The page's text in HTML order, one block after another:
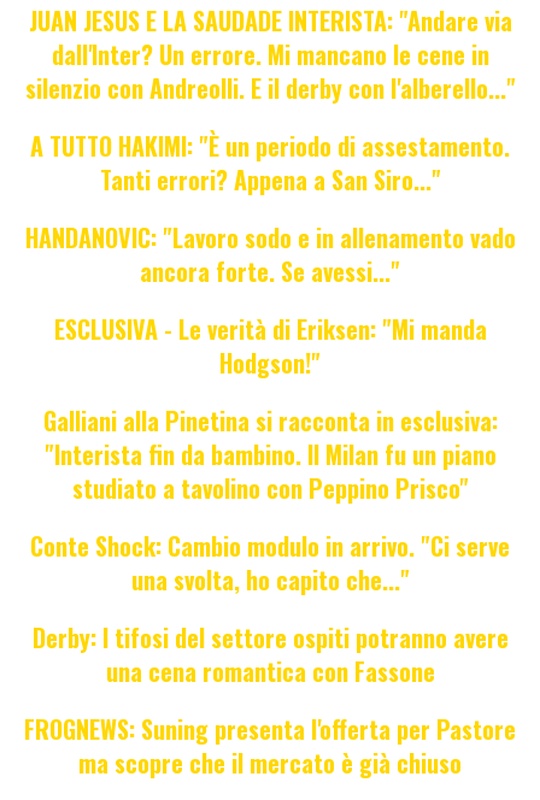
JUAN JESUS E LA SAUDADE INTERISTA: "Andare via
dall'Inter? Un errore. Mi mancano le cene in
silenzio con Andreolli. E il derby con l'alberello..."
A TUTTO HAKIMI: "È un periodo di assestamento.
Tanti errori? Appena a San Siro..."
HANDANOVIC: "Lavoro sodo e in allenamento vado
ancora forte. Se avessi..."
ESCLUSIVA - Le verità di Eriksen: "Mi manda
Hodgson!"
Galliani alla Pinetina si racconta in esclusiva:
"Interista fin da bambino. Il Milan fu un piano
studiato a tavolino con Peppino Prisco"
Conte Shock: Cambio modulo in arrivo. "Ci serve
una svolta, ho capito che..."
Derby: I tifosi del settore ospiti potranno avere
una cena romantica con Fassone
FROGNEWS: Suning presenta l'offerta per Pastore
ma scopre che il mercato è già chiuso